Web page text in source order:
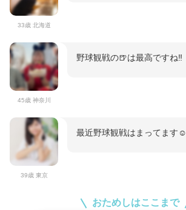
33歳 北海道
45歳 神奈川
野球観戦の🍺は最高ですね‼️
39歳 東京
最近野球観戦はまってます☺️
おためしはここまで